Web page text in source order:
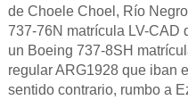
de Choele Choel, Río
737-76N matrícula LV-CAD
un Boeing 737-8SH
regular ARG1928 que iban
sentido contrario, rumbo a